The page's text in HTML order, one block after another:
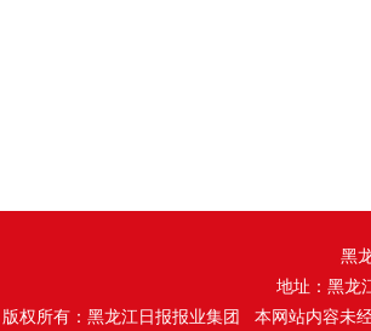
黑
地址：黑龙
版权所有：黑龙江日报报业集团 本网站内容未